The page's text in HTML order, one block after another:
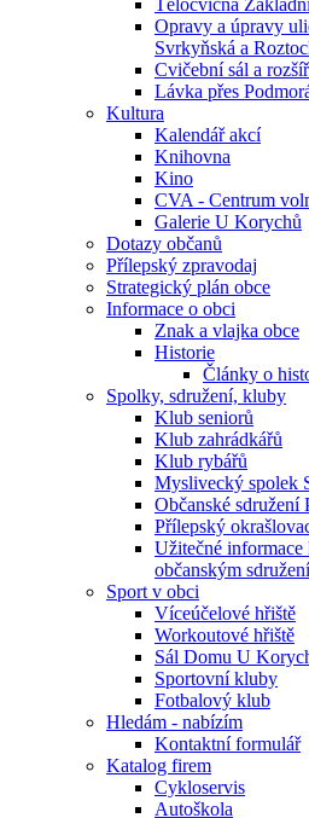
Tělocvična
Opravy a úpravy
Svrkyňská a
Cvičební sál a
Lávka přes
Kultura
Kalendář akcí
Knihovna
Kino
CVA - Centrum
Galerie U Korychů
Dotazy občanů
Přílepský zpravodaj
Strategický plán obce
Informace o obci
Znak a vlajka obce
Historie
Články o
Spolky, sdružení, kluby
Klub seniorů
Klub zahrádkářů
Klub rybářů
Myslivecký spolek
Občanské sdružení
Přílepský
Užitečné
občanským
Sport v obci
Víceúčelové hřiště
Workoutové hřiště
Sál Domu U
Sportovní kluby
Fotbalový klub
Hledám - nabízím
Kontaktní formulář
Katalog firem
Cykloservis
Autoškola